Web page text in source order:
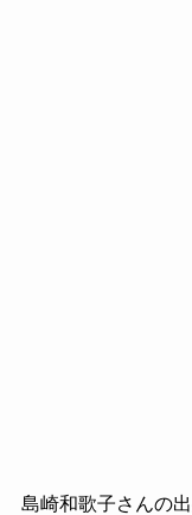
島崎和歌子さんの